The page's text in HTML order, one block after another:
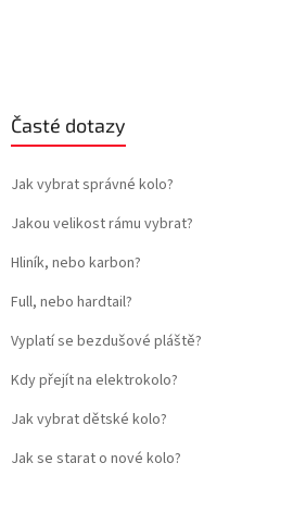
Časté dotazy
Jak vybrat správné kolo?
Jakou velikost rámu vybrat?
Hliník, nebo karbon?
Full, nebo hardtail?
Vyplatí se bezdušové pláště?
Kdy přejít na elektrokolo?
Jak vybrat dětské kolo?
Jak se starat o nové kolo?